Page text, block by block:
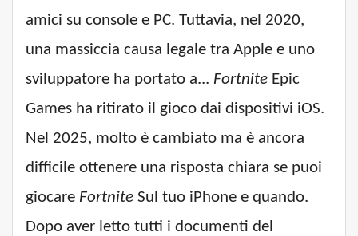
amici su console e PC. Tuttavia, nel 2020,
una massiccia causa legale tra Apple e uno
sviluppatore ha portato a... Fortnite Epic
Games ha ritirato il gioco dai dispositivi iOS.
Nel 2025, molto è cambiato ma è ancora
difficile ottenere una risposta chiara se puoi
giocare Fortnite Sul tuo iPhone e quando.
Dopo aver letto tutti i documenti del